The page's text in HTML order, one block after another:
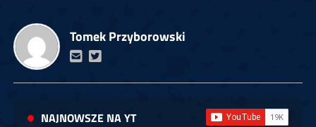
Tomek Przyborowski
NAJNOWSZE NA YT